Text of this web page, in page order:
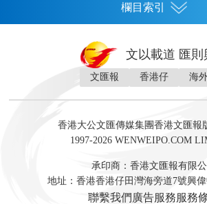
欄目索引
灣區人
財經 地產 投資 財評 數
訪談 直播 經湋論
藝術 文學
文以載道 匯則
文匯報 香港仔 海
香港大公文匯傳媒集團香港文匯報
1997-2026 WENWEIPO.COM
承印商：香港文匯報有限公
地址：香港香港仔田灣海旁道7號興
聯繫我們 廣告服務服務